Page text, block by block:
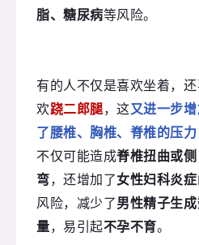
脂、糖尿病等风险。
有的人不仅是喜欢坐着，
欢跷二郎腿，这又进一步增
了腰椎、胸椎、脊椎的压力
不仅可能造成脊椎扭曲或侧
弯，还增加了女性妇科炎症
风险，减少了男性精子生
量，易引起不孕不育。